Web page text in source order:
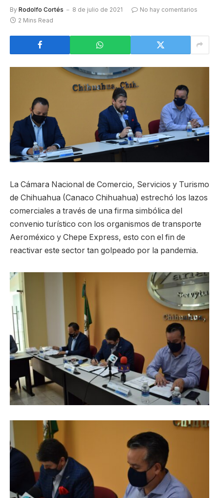
By Rodolfo Cortés 8 de julio de 2021
No hay comentarios
2 Mins Read
La Cámara Nacional de Comercio, Servicios y Turismo
de Chihuahua (Canaco Chihuahua) estrechó los lazos
comerciales a través de una firma simbólica del
convenio turístico con los organismos de transporte
Aeroméxico y Chepe Express, esto con el fin de
reactivar este sector tan golpeado por la pandemia.